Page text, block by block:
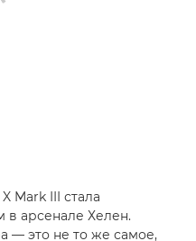
Mark III стала
арсенале Хелен.
— это не то же самое,